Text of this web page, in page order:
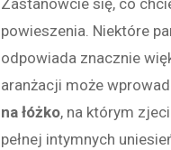
Zastanówcie się, co
powieszenia. Niektóre
odpowiada znacznie
aranżacji może
na łóżko, na którym
pełnej intymnych